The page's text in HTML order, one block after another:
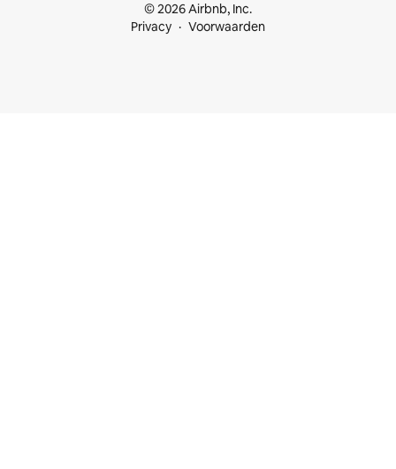
© 2026 Airbnb, Inc.
Privacy
Voorwaarden